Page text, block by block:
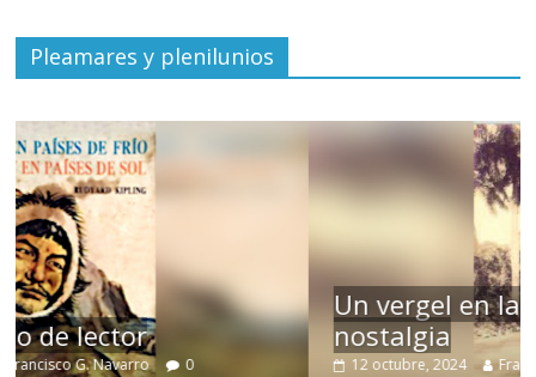
Pleamares y plenilunios
Un vergel en las nieblas de la
nostalgia
12 octubre, 2024 Francisco G. Navarro 0